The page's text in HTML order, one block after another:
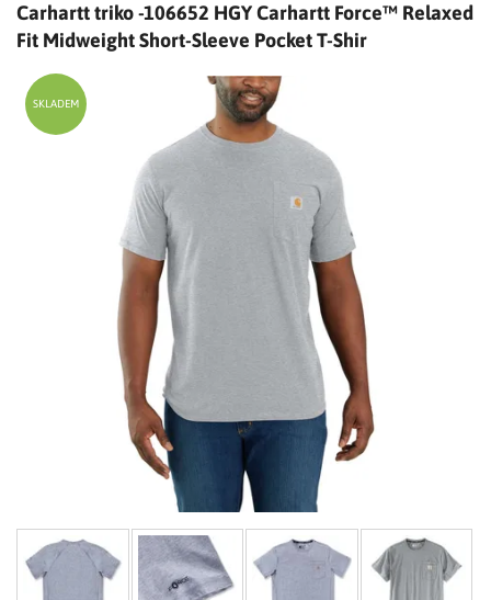
PÁNSKÉ OBLEČENÍ
DOPLŇKY
SLEVY A VÝPRODEJ
LIMITOVANÉ EDICE
Carhartt triko -106652 HGY Carhartt Force™ Relaxed
Fit Midweight Short-Sleeve Pocket T-Shir
SKLADEM